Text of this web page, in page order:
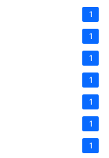
1
1
1
1
1
1
1